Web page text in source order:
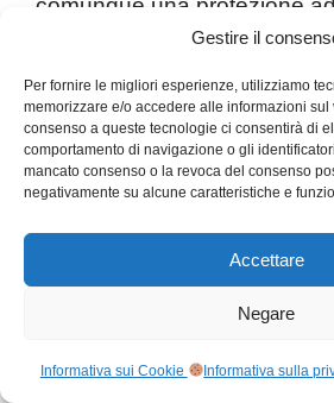
Gestire il
Per fornire le migliori esperienze, utilizziamo
memorizzare e/o accedere alle informazioni sul
consenso a queste tecnologie ci consentirà di
comportamento di navigazione o gli
mancato consenso o la revoca del consenso
negativamente su alcune caratteristiche e
Accettare
Negare
Informativa sui Cookie Informativa sulla
comunque una protezione
entrambe le parti. Per chi
rinunciare all’affidabilità,
via di mezzo tra gli operatori
economici e le costose
Pro:prezzi super
nascosti, assicurazione
prezzo base, opzioni
depositi ragionevoli, ottimo